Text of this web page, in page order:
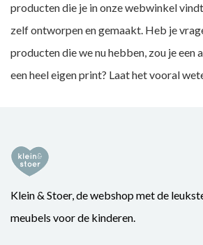
producten die je in onze webwinkel
zelf ontworpen en gemaakt. Heb je
producten die we nu hebben, zou je een
een heel eigen print? Laat het vooral
Klein & Stoer, de webshop met de
meubels voor de kinderen.